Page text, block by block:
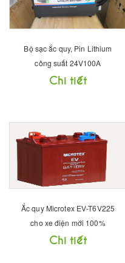
Bộ sạc ắc quy, Pin Lithium
công suất 24V100A
Chi tiết
Ắc quy Microtex EV-T6V225
cho xe điện mới 100%
Chi tiết